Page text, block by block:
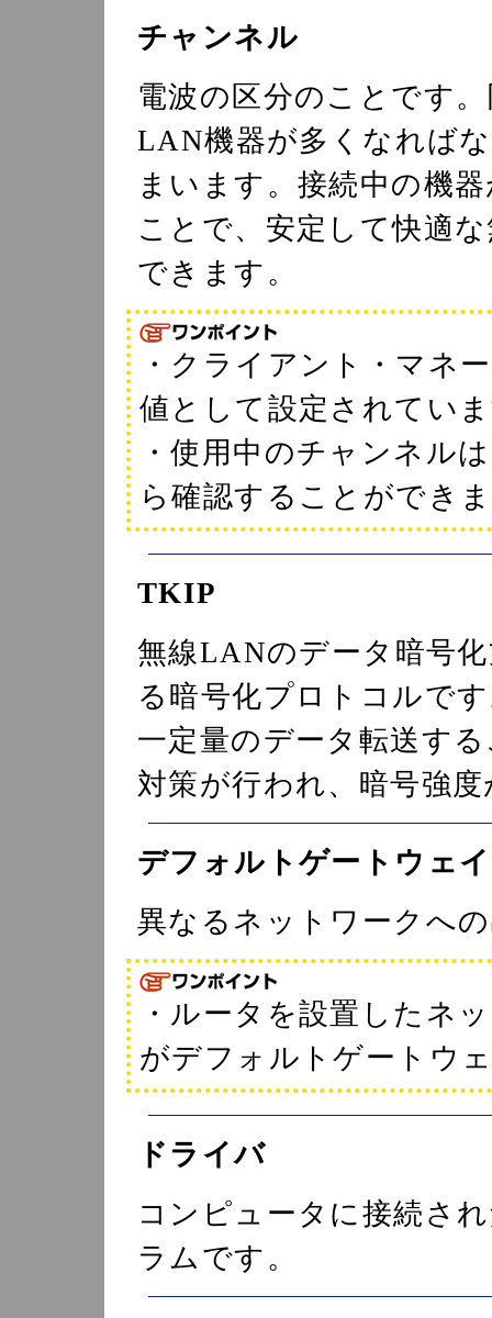
チャンネル
電波の区分のことです
LAN機器が多くなれば
まいます。接続中の機
ことで、安定して快適
できます。
・クライアント・マネ
値として設定されてい
・使用中のチャンネル
ら確認することができ
TKIP
無線LANのデータ暗号
る暗号化プロトコルで
一定量のデータ転送す
対策が行われ、暗号強
デフォルトゲートウェイ
異なるネットワークへ
・ルータを設置したネ
がデフォルトゲートウ
ドライバ
コンピュータに接続さ
ラムです。